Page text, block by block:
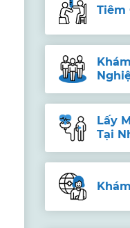
Tiêm
Lấy
Tại